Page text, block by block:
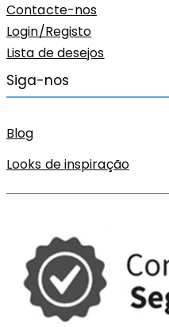
Contacte-nos
Login/Registo
Lista de desejos
Siga-nos
Blog
Looks de inspiração